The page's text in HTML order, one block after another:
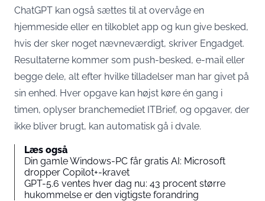
ChatGPT kan også sættes til at overvåge en
hjemmeside eller en tilkoblet app og kun give besked,
hvis der sker noget nævneværdigt, skriver Engadget.
Resultaterne kommer som push-besked, e-mail eller
begge dele, alt efter hvilke tilladelser man har givet på
sin enhed. Hver opgave kan højst køre én gang i
timen, oplyser branchemediet ITBrief, og opgaver, der
ikke bliver brugt, kan automatisk gå i dvale.
Læs også
Din gamle Windows-PC får gratis AI: Microsoft
dropper Copilot+-kravet
GPT-5.6 ventes hver dag nu: 43 procent større
hukommelse er den vigtigste forandring